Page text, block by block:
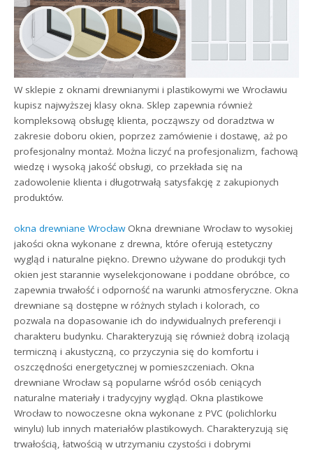
W sklepie z oknami drewnianymi i plastikowymi we Wrocławiu
kupisz najwyższej klasy okna. Sklep zapewnia również
kompleksową obsługę klienta, począwszy od doradztwa w
zakresie doboru okien, poprzez zamówienie i dostawę, aż po
profesjonalny montaż. Można liczyć na profesjonalizm, fachową
wiedzę i wysoką jakość obsługi, co przekłada się na
zadowolenie klienta i długotrwałą satysfakcję z zakupionych
produktów.
okna drewniane WrocławOkna drewniane Wrocław to wysokiej
jakości okna wykonane z drewna, które oferują estetyczny
wygląd i naturalne piękno. Drewno używane do produkcji tych
okien jest starannie wyselekcjonowane i poddane obróbce, co
zapewnia trwałość i odporność na warunki atmosferyczne. Okna
drewniane są dostępne w różnych stylach i kolorach, co
pozwala na dopasowanie ich do indywidualnych preferencji i
charakteru budynku. Charakteryzują się również dobrą izolacją
termiczną i akustyczną, co przyczynia się do komfortu i
oszczędności energetycznej w pomieszczeniach. Okna
drewniane Wrocław są popularne wśród osób ceniących
naturalne materiały i tradycyjny wygląd. Okna plastikowe
Wrocław to nowoczesne okna wykonane z PVC (polichlorku
winylu) lub innych materiałów plastikowych. Charakteryzują się
trwałością, łatwością w utrzymaniu czystości i dobrymi